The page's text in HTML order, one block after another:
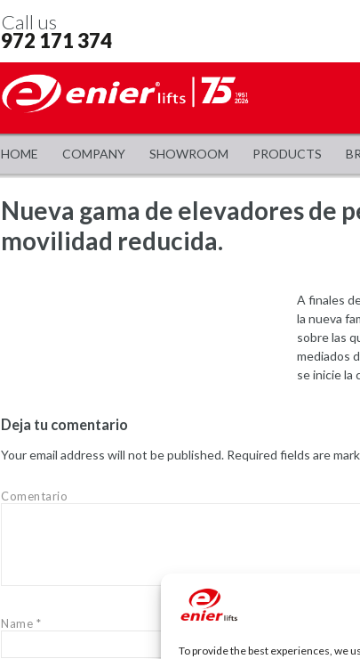
To provide the best experiences, we
Call us
972 171 374
HOME COMPANY SHOWROOM PRODUCTS
Nueva gama de elevadores de
movilidad reducida.
A finales
la nueva
sobre las
mediados
se inicie la
Deja tu comentario
Your email address will not be published. Required fields are
Comentario
Name *